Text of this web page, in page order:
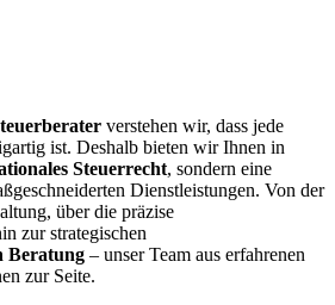
verstehen wir, dass jede
ist. Deshalb bieten wir Ihnen in
Steuerrecht, sondern eine
Dienstleistungen. Von der
über die präzise
zur strategischen
Beratung – unser Team aus erfahrenen
zur Seite.